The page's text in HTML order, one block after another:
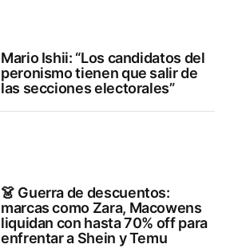
Mario Ishii: “Los candidatos del
peronismo tienen que salir de
las secciones electorales”
👗 Guerra de descuentos:
marcas como Zara, Macowens
liquidan con hasta 70% off para
enfrentar a Shein y Temu